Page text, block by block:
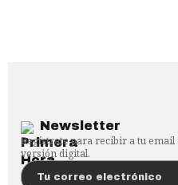
Newsletter
Regístrate para recibir a tu
versión digital.